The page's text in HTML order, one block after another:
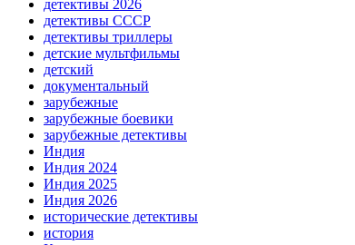
детективы 2026
детективы СССР
детективы триллеры
детские мультфильмы
детский
документальный
зарубежные
зарубежные боевики
зарубежные детективы
Индия
Индия 2024
Индия 2025
Индия 2026
исторические детективы
история